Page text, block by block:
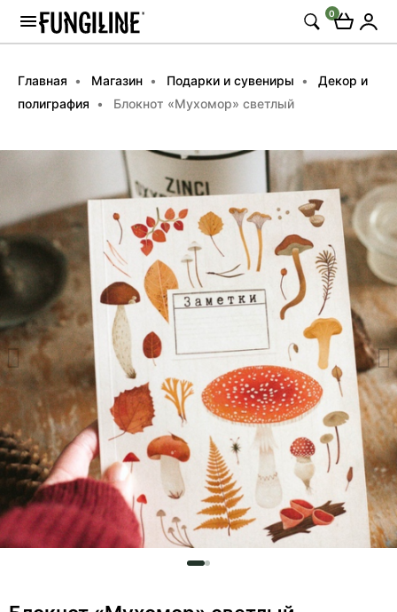
0
Главная Магазин Подарки и сувениры
Декор и
полиграфия
Блокнот «Мухомор» светлый